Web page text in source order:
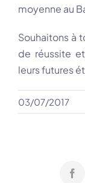
moyenne au
Souhaitons à
de réussite
leurs futures
03/07/2017